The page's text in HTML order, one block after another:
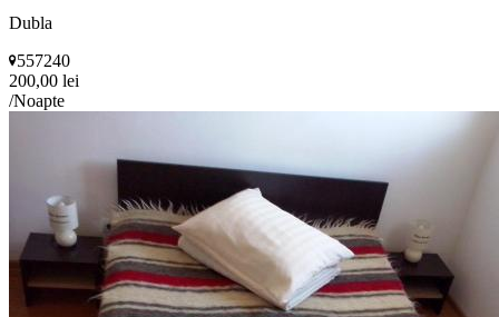
Dubla
557240
200,00 lei
/Noapte